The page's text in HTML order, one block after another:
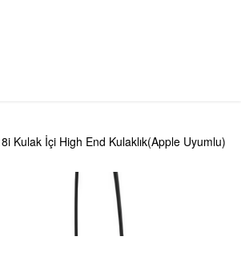
Kulak İçi High End Kulaklık(Apple Uyumlu)